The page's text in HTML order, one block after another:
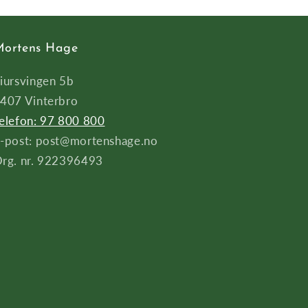
Hage
5b
Vinterbro
97 800 800
post: post@mortenshage.no
nr. 922396493